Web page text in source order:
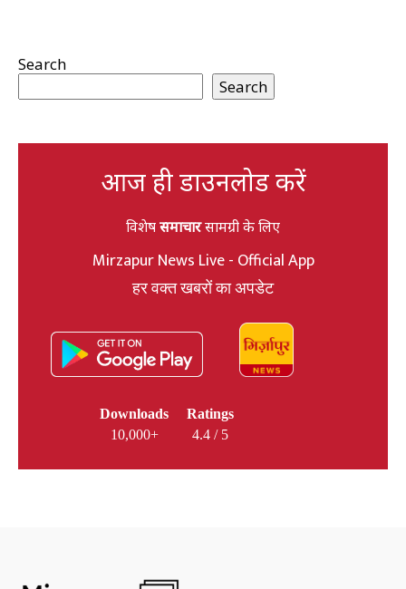
Search
Search
आज ही डाउनलोड करें
विशेषसमाचारसामग्री के लिए
Mirzapur News Live - Official App
हर वक्त खबरों का अपडेट
Downloads
10,000+
Ratings
4.4 / 5